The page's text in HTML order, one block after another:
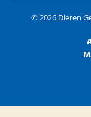
© 2026 Dieren